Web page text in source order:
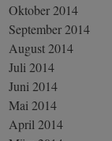
Oktober 2014
September 2014
August 2014
Juli 2014
Juni 2014
Mai 2014
April 2014